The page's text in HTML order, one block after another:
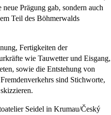
Prägung gab, sondern auch
Teil des Böhmerwalds
Fertigkeiten der
wie Tauwetter und Eisgang,
sowie die Entstehung von
sind Stichworte,
Seidel in Krumau/Český